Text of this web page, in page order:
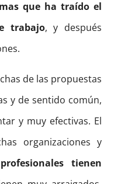
que ha traído el
trabajo, y después
de las propuestas
y de sentido común,
y muy efectivas. El
organizaciones y
tienen